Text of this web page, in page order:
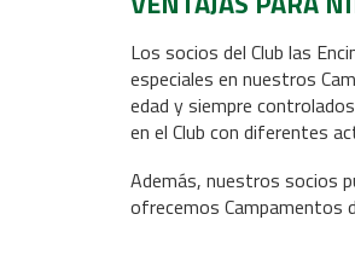
Los socios del Club las
especiales en nuestros
edad y siempre
en el Club con diferentes
Además, nuestros socios
ofrecemos Campamentos